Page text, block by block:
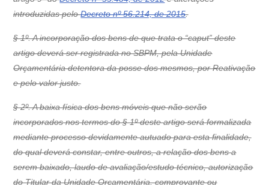
introduzidas peloDecreto nº 56.214, de 2015.
§ 1º. A incorporação dos bens de que trata o “caput” deste
artigo deverá ser registrada no SBPM, pela Unidade
Orçamentária detentora da posse dos mesmos, por Reativação
e pelo valor justo.
§ 2º. A baixa física dos bens móveis que não serão
incorporados nos termos do § 1º deste artigo será formalizada
mediante processo devidamente autuado para esta finalidade,
do qual deverá constar, entre outros, a relação dos bens a
serem baixado, laudo de avaliação/estudo técnico, autorização
do Titular da Unidade Orçamentária, comprovante ou